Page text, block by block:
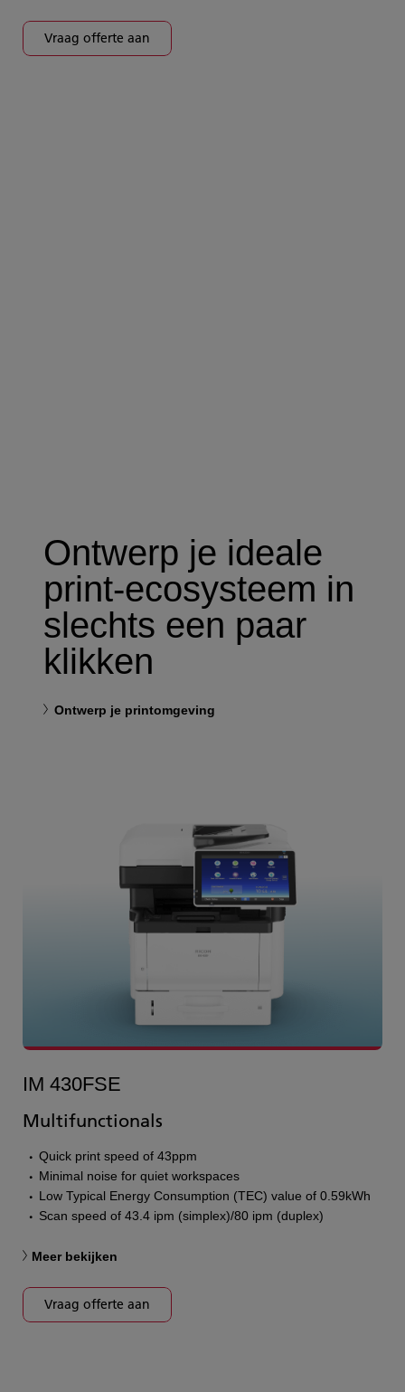
Vraag offerte aan
Ontwerp je ideale
print-ecosysteem in
slechts een paar
klikken
Ontwerp je printomgeving
IM 430FSE
Multifunctionals
Quick print speed of 43ppm
Minimal noise for quiet workspaces
Low Typical Energy Consumption (TEC) value of 0.59kWh
Scan speed of 43.4 ipm (simplex)/80 ipm (duplex)
Meer bekijken
Vraag offerte aan